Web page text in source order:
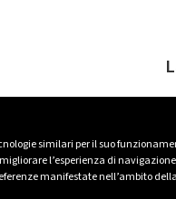
similari per il suo
l’esperienza di
manifestate nell’ambito